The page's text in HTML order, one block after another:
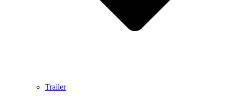
Trailer